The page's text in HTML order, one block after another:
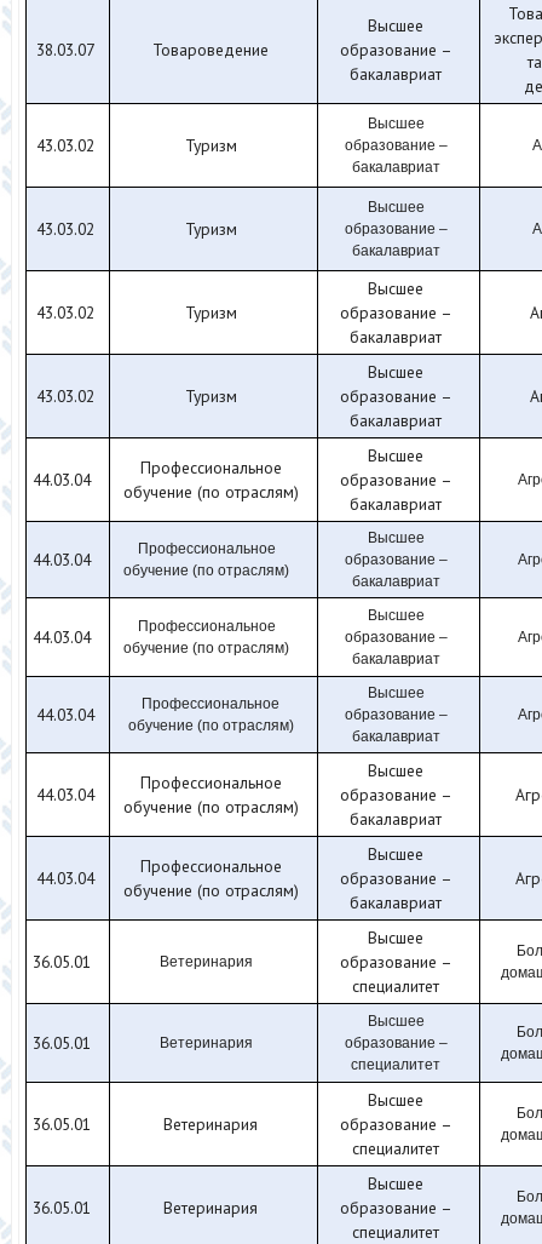
38.03.07 Товароведение
Высшее
образование –
бакалавриат
43.03.02 Туризм
Высшее
образование –
бакалавриат
43.03.02 Туризм
Высшее
образование –
бакалавриат
43.03.02 Туризм
Высшее
образование –
бакалавриат
43.03.02 Туризм
Высшее
образование –
бакалавриат
44.03.04
Профессиональное
обучение (по отраслям)
Высшее
образование –
бакалавриат
44.03.04
Профессиональное
обучение (по отраслям)
Высшее
образование –
бакалавриат
44.03.04
Профессиональное
обучение (по отраслям)
Высшее
образование –
бакалавриат
44.03.04
Профессиональное
обучение (по отраслям)
Высшее
образование –
бакалавриат
44.03.04
Профессиональное
обучение (по отраслям)
Высшее
образование –
бакалавриат
44.03.04
Профессиональное
обучение (по отраслям)
Высшее
образование –
бакалавриат
36.05.01 Ветеринария
Высшее
образование –
специалитет
36.05.01 Ветеринария
Высшее
образование –
специалитет
36.05.01 Ветеринария
Высшее
образование –
специалитет
36.05.01 Ветеринария
Высшее
образование –
специалитет